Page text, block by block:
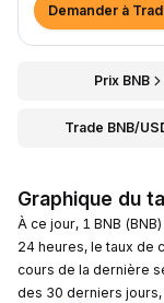
Demander à
Prix BNB
Trade BNB/
Graphique du
À ce jour, 1 BNB
24 heures, le taux de
cours de la dernière
des 30 derniers